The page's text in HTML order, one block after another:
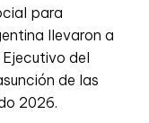
para
llevaron a
del
de las
2026.